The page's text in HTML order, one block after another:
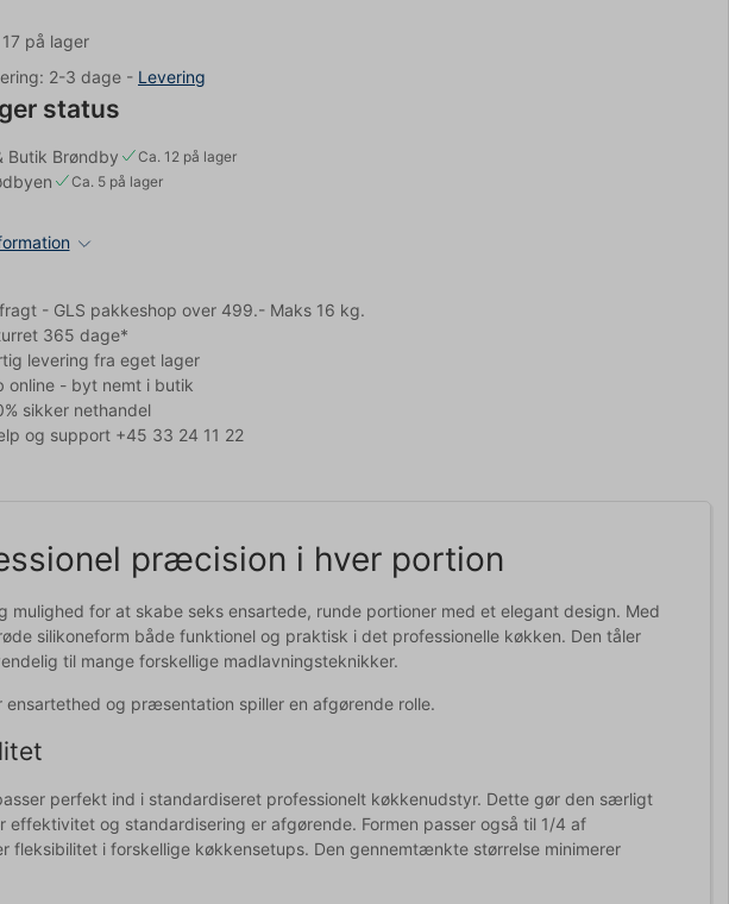
17 på lager
2-3 dage - Levering
status
Butik Brøndby Ca. 12 på lager
Ca. 5 på lager
- GLS pakkeshop over 499.- Maks 16 kg.
365 dage*
levering fra eget lager
online - byt nemt i butik
sikker nethandel
og support +45 33 24 11 22
præcision i hver portion
mulighed for at skabe seks ensartede, runde portioner med et elegant design. Med
silikoneform både funktionel og praktisk i det professionelle køkken. Den tåler
til mange forskellige madlavningsteknikker.
og præsentation spiller en afgørende rolle.
perfekt ind i standardiseret professionelt køkkenudstyr. Dette gør den særligt
og standardisering er afgørende. Formen passer også til 1/4 af
i forskellige køkkensetups. Den gennemtænkte størrelse minimerer